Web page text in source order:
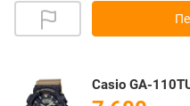
Casio GA-